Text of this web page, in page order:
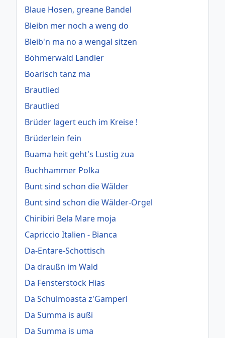
Blaue Hosen, greane Bandel
Bleibn mer noch a weng do
Bleib'n ma no a wengal sitzen
Böhmerwald Landler
Boarisch tanz ma
Brautlied
Brautlied
Brüder lagert euch im Kreise !
Brüderlein fein
Buama heit geht's Lustig zua
Buchhammer Polka
Bunt sind schon die Wälder
Bunt sind schon die Wälder-Orgel
Chiribiri Bela Mare moja
Capriccio Italien - Bianca
Da-Entare-Schottisch
Da draußn im Wald
Da Fensterstock Hias
Da Schulmoasta z'Gamperl
Da Summa is außi
Da Summa is uma